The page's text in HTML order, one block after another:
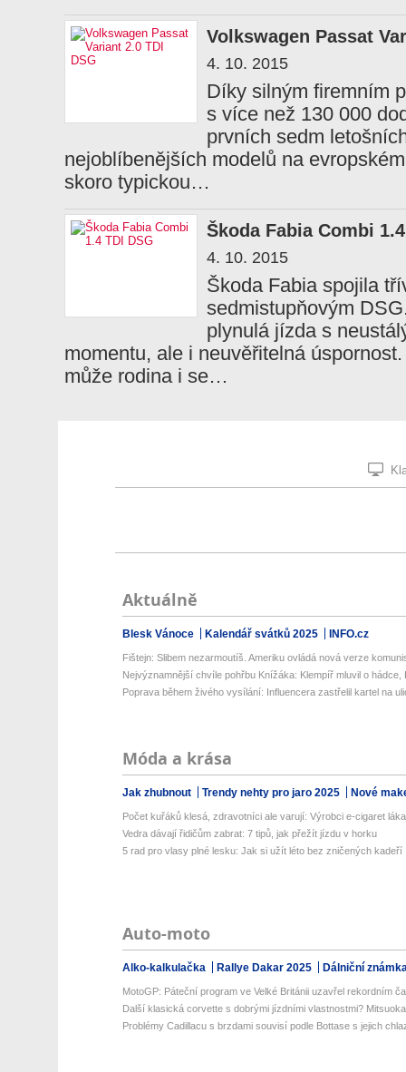
Volkswagen Passat
4. 10. 2015
Díky silným firemním
s více než 130 000
prvních sedm
nejoblíbenějších modelů na
skoro typickou…
Škoda Fabia Combi
4. 10. 2015
Škoda Fabia spojila
sedmistupňovým
plynulá jízda s
momentu, ale i neuvěřitelná
může rodina i se…
Aktuálně
Blesk Vánoce Kalendář svátků 2025 INFO.cz
Fištejn: Slibem nezarmoutíš. Ameriku ovládá nová verze
Nejvýznamnější chvíle pohřbu Knížáka: Klempíř mluvil o hádce,
Poprava během živého vysílání: Influencera zastřelil kartel na
Móda a krása
Jak zhubnout Trendy nehty pro jaro 2025 Nové
Počet kuřáků klesá, zdravotníci ale varují: Výrobci e-cigaret
Vedra dávají řidičům zabrat: 7 tipů, jak přežít jízdu v horku
5 rad pro vlasy plné lesku: Jak si užít léto bez zničených kadeří
Auto-moto
Alko-kalkulačka Rallye Dakar 2025 Dálniční
MotoGP: Páteční program ve Velké Británii uzavřel rekordním
Další klasická corvette s dobrými jízdními vlastnostmi?
Problémy Cadillacu s brzdami souvisí podle Bottase s jejich